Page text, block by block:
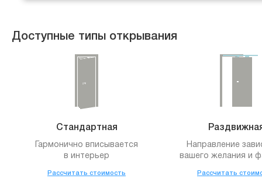
Доступные типы открывания
Стандартная
Гармонично вписывается
в интерьер
Рассчитать стоимость
Направление
вашего желания и
Рассчитать